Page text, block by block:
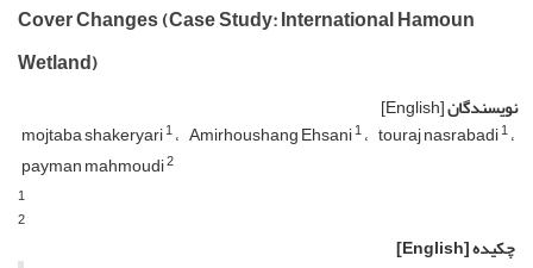
Cover Changes (Case Study: International Hamoun
Wetland)
نویسندگان[English]
mojtaba shakeryari1 Amirhoushang Ehsani1 touraj nasrabadi1
payman mahmoudi2
1
2
چکیده[English]